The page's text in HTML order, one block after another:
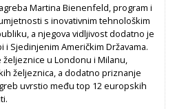
Martina Bienenfeld, program i
s inovativnim tehnološkim
a njegova vidljivost dodatno je
Sjedinjenim Američkim Državama.
u Londonu i Milanu,
željeznica, a dodatno priznanje
uvrstio među top 12 europskih